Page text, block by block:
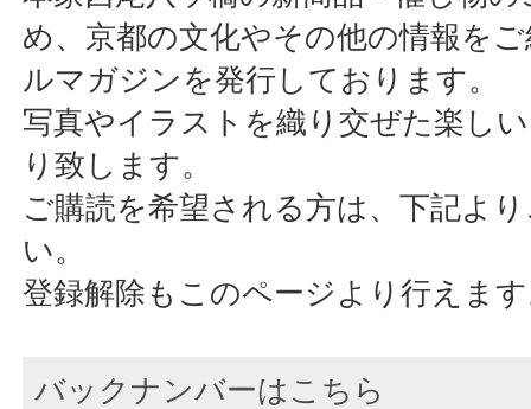
め、京都の文化やその他の情報を
ルマガジンを発行しております。
写真やイラストを織り交ぜた楽し
り致します。
ご購読を希望される方は、下記よ
い。
登録解除もこのページより行えま
バックナンバーはこちら